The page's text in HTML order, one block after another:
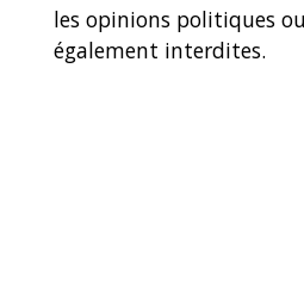
les opinions politiques
également interdites.